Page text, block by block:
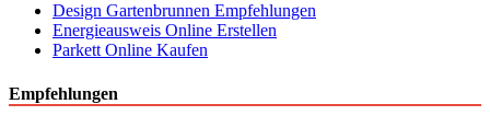
Design Gartenbrunnen Empfehlungen
Energieausweis Online Erstellen
Parkett Online Kaufen
Empfehlungen